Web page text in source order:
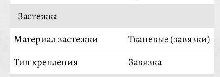
Застежка
Материал застежки
Тканевые (завязки)
Тип крепления
Завязка